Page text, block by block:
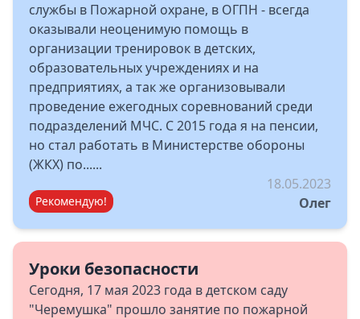
службы в Пожарной охране, в ОГПН - всегда
оказывали неоценимую помощь в
организации тренировок в детских,
образовательных учреждениях и на
предприятиях, а так же организовывали
проведение ежегодных соревнований среди
подразделений МЧС. С 2015 года я на пенсии,
но стал работать в Министерстве обороны
(ЖКХ) по......
Рекомендую!
18.05.2023
Олег
Уроки безопасности
Сегодня, 17 мая 2023 года в детском саду
"Черемушка" прошло занятие по пожарной